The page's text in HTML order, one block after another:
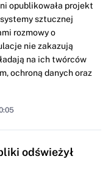
opublikowała projekt
sztucznej
rozmowy o
nie zakazują
na ich twórców
ochroną danych oraz
odświeżył